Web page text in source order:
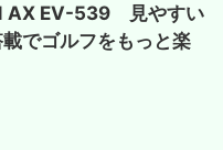
AX EV-539 見やすい
でゴルフをもっと楽